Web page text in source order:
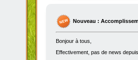
Nouveau :
Bonjour à tous,
Effectivement, pas de news